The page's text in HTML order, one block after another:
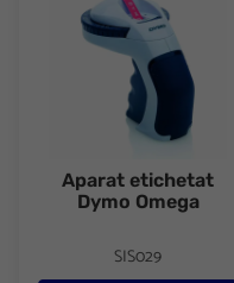
Aparat etichetat
Dymo Omega
SIS029